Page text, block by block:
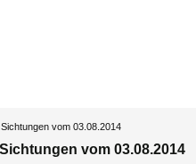
Sichtungen vom 03.08.2014
Sichtungen vom 03.08.2014